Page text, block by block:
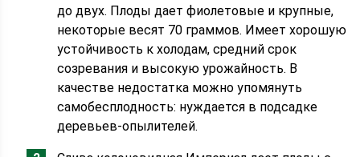
до двух. Плоды дает фиолетовые и крупные,
некоторые весят 70 граммов. Имеет хорошую
устойчивость к холодам, средний срок
созревания и высокую урожайность. В
качестве недостатка можно упомянуть
самобесплодность: нуждается в подсадке
деревьев-опылителей.